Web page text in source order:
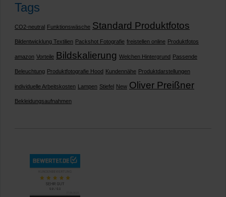
Tags
CO2-neutral Funktionswäsche Standard Produktfotos
Bildentwicklung Textilien Packshot Fotografie freistellen online Produktfotos
amazon Vorteile Bildskalierung Welchen Hintergrund Passende
Beleuchtung Produktfotografie Hood Kundennähe Produktdarstellungen
individuelle Arbeitskosten Lampen Stiefel New Oliver Preißner
Bekleidungsaufnahmen